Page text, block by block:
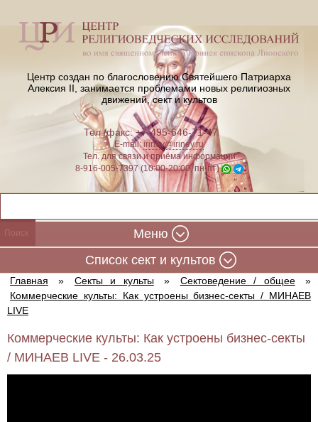
Центр создан по благословению Святейшего Патриарха
Алексия II, занимается проблемами новых религиозных
движений, сект и культов
Тел./факс: +7-495-646-71-47
E-mail:iriney@iriney.ru
Тел. для связи и приёма информации
8-916-005-7397 (10:00-20:00, пн-пт)
Меню
Cписок сект и культов
Главная » Секты и культы » Сектоведение / общее
»
Коммерческие культы: Как устроены бизнес-секты / МИНАЕВ
LIVE
Коммерческие культы: Как устроены бизнес-секты
/ МИНАЕВ LIVE - 26.03.25